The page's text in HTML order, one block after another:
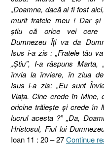
„Doamne, dacă ai fi fost
murit fratele meu ! Dar şi
ştiu că orice vei cere
Dumnezeu Îţi va da
Isus i-a zis : „Fratele tău va
„Ştiu”, I-a răspuns Marta,
învia la înviere, în ziua de
Isus i-a zis: „Eu sunt
Viaţa. Cine crede în
oricine trăieşte şi crede în
lucrul acesta ?” „Da,
Hristosul, Fiul lui
Ioan 11 : 20 – 27Continue